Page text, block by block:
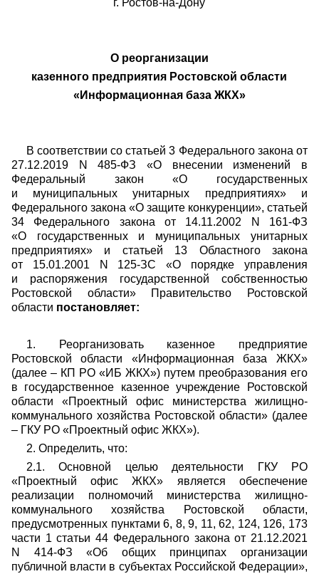
г. Ростов-на-Дону
О реорганизации
казенного предприятия Ростовской области
«Информационная база ЖКХ»
В соответствии со статьей 3 Федерального закона от
27.12.2019 N 485-ФЗ «О внесении изменений в
Федеральный закон «О государственных
и муниципальных унитарных предприятиях» и
Федерального закона «О защите конкуренции», статьей
34 Федерального закона от 14.11.2002 N 161-ФЗ
«О государственных и муниципальных унитарных
предприятиях» и статьей 13 Областного закона
от 15.01.2001 N 125-ЗС «О порядке управления
и распоряжения государственной собственностью
Ростовской области» Правительство Ростовской
области постановляет:
1. Реорганизовать казенное предприятие
Ростовской области «Информационная база ЖКХ»
(далее – КП РО «ИБ ЖКХ») путем преобразования его
в государственное казенное учреждение Ростовской
области «Проектный офис министерства жилищно-
коммунального хозяйства Ростовской области» (далее
– ГКУ РО «Проектный офис ЖКХ»).
2. Определить, что:
2.1. Основной целью деятельности ГКУ РО
«Проектный офис ЖКХ» является обеспечение
реализации полномочий министерства жилищно-
коммунального хозяйства Ростовской области,
предусмотренных пунктами 6, 8, 9, 11, 62, 124, 126, 173
части 1 статьи 44 Федерального закона от 21.12.2021
N 414-ФЗ «Об общих принципах организации
публичной власти в субъектах Российской Федерации»,